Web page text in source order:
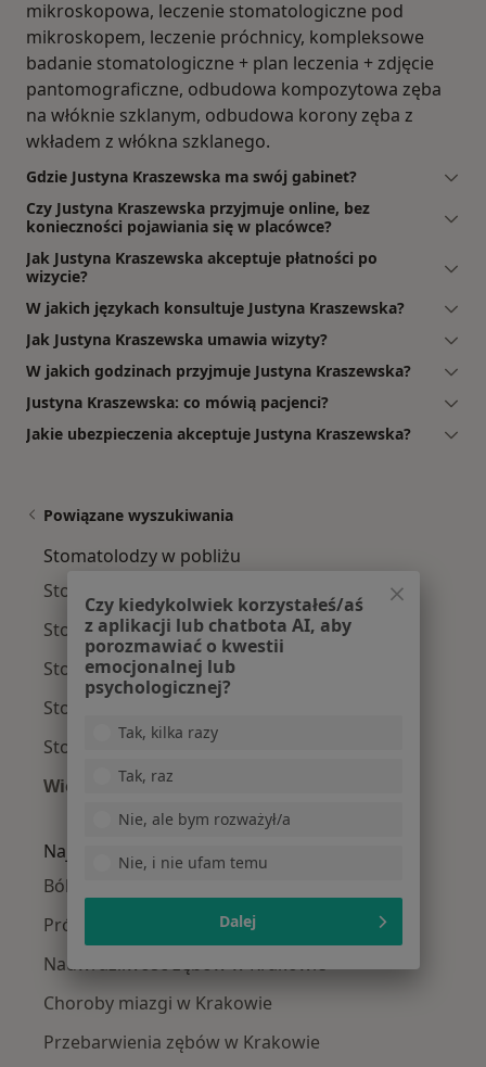
mikroskopowa, leczenie stomatologiczne pod
mikroskopem, leczenie próchnicy, kompleksowe
badanie stomatologiczne + plan leczenia + zdjęcie
pantomograficzne, odbudowa kompozytowa zęba
na włóknie szklanym, odbudowa korony zęba z
wkładem z włókna szklanego.
Gdzie Justyna Kraszewska ma swój gabinet?
Czy Justyna Kraszewska przyjmuje online, bez
konieczności pojawiania się w placówce?
Jak Justyna Kraszewska akceptuje płatności po
wizycie?
W jakich językach konsultuje Justyna Kraszewska?
Jak Justyna Kraszewska umawia wizyty?
W jakich godzinach przyjmuje Justyna Kraszewska?
Justyna Kraszewska: co mówią pacjenci?
Jakie ubezpieczenia akceptuje Justyna Kraszewska?
Powiązane wyszukiwania
Stomatolodzy w pobliżu
Stomatolodzy Stare Miasto
Stomatolodzy Grzegórzki
Stomatolodzy Prądnik Biały
Stomatolodzy Podgórze
Stomatolodzy Krowodrza
Więcej (15)
Więcej w kategorii: Stomatolodzy w pobliżu
Najczęście leczone choroby
Ból zęba w Krakowie
Próchnica w Krakowie
Nadwrażliwość zębów w Krakowie
Choroby miazgi w Krakowie
Przebarwienia zębów w Krakowie
Czy kiedykolwiek korzystałeś/aś
z aplikacji lub chatbota AI, aby
porozmawiać o kwestii
emocjonalnej lub
psychologicznej?
Tak, kilka razy
Tak, raz
Nie, ale bym rozważył/a
Nie, i nie ufam temu
Dalej